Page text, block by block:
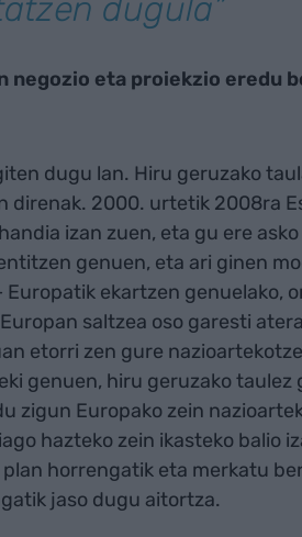
negozio eta proiekzio eredu
dugu lan. Hiru geruzako
direnak. 2000. urtetik 2008ra
izan zuen, eta gu ere
genuen, eta ari ginen
ekartzen genuelako,
saltzea oso garesti
etorri zen gure
genuen, hiru geruzako taulez
zigun Europako zein
hazteko zein ikasteko balio
horrengatik eta merkatu
jaso dugu aitortza.